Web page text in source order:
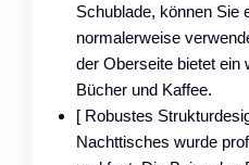
Schublade, können Sie
normalerweise
der Oberseite bietet ein
Bücher und Kaffee.
[ Robustes
Nachttisches wurde